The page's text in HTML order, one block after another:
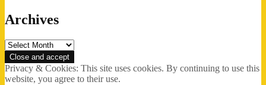
Archives
Archives
Privacy & Cookies: This site uses cookies. By continuing to use this
website, you agree to their use.